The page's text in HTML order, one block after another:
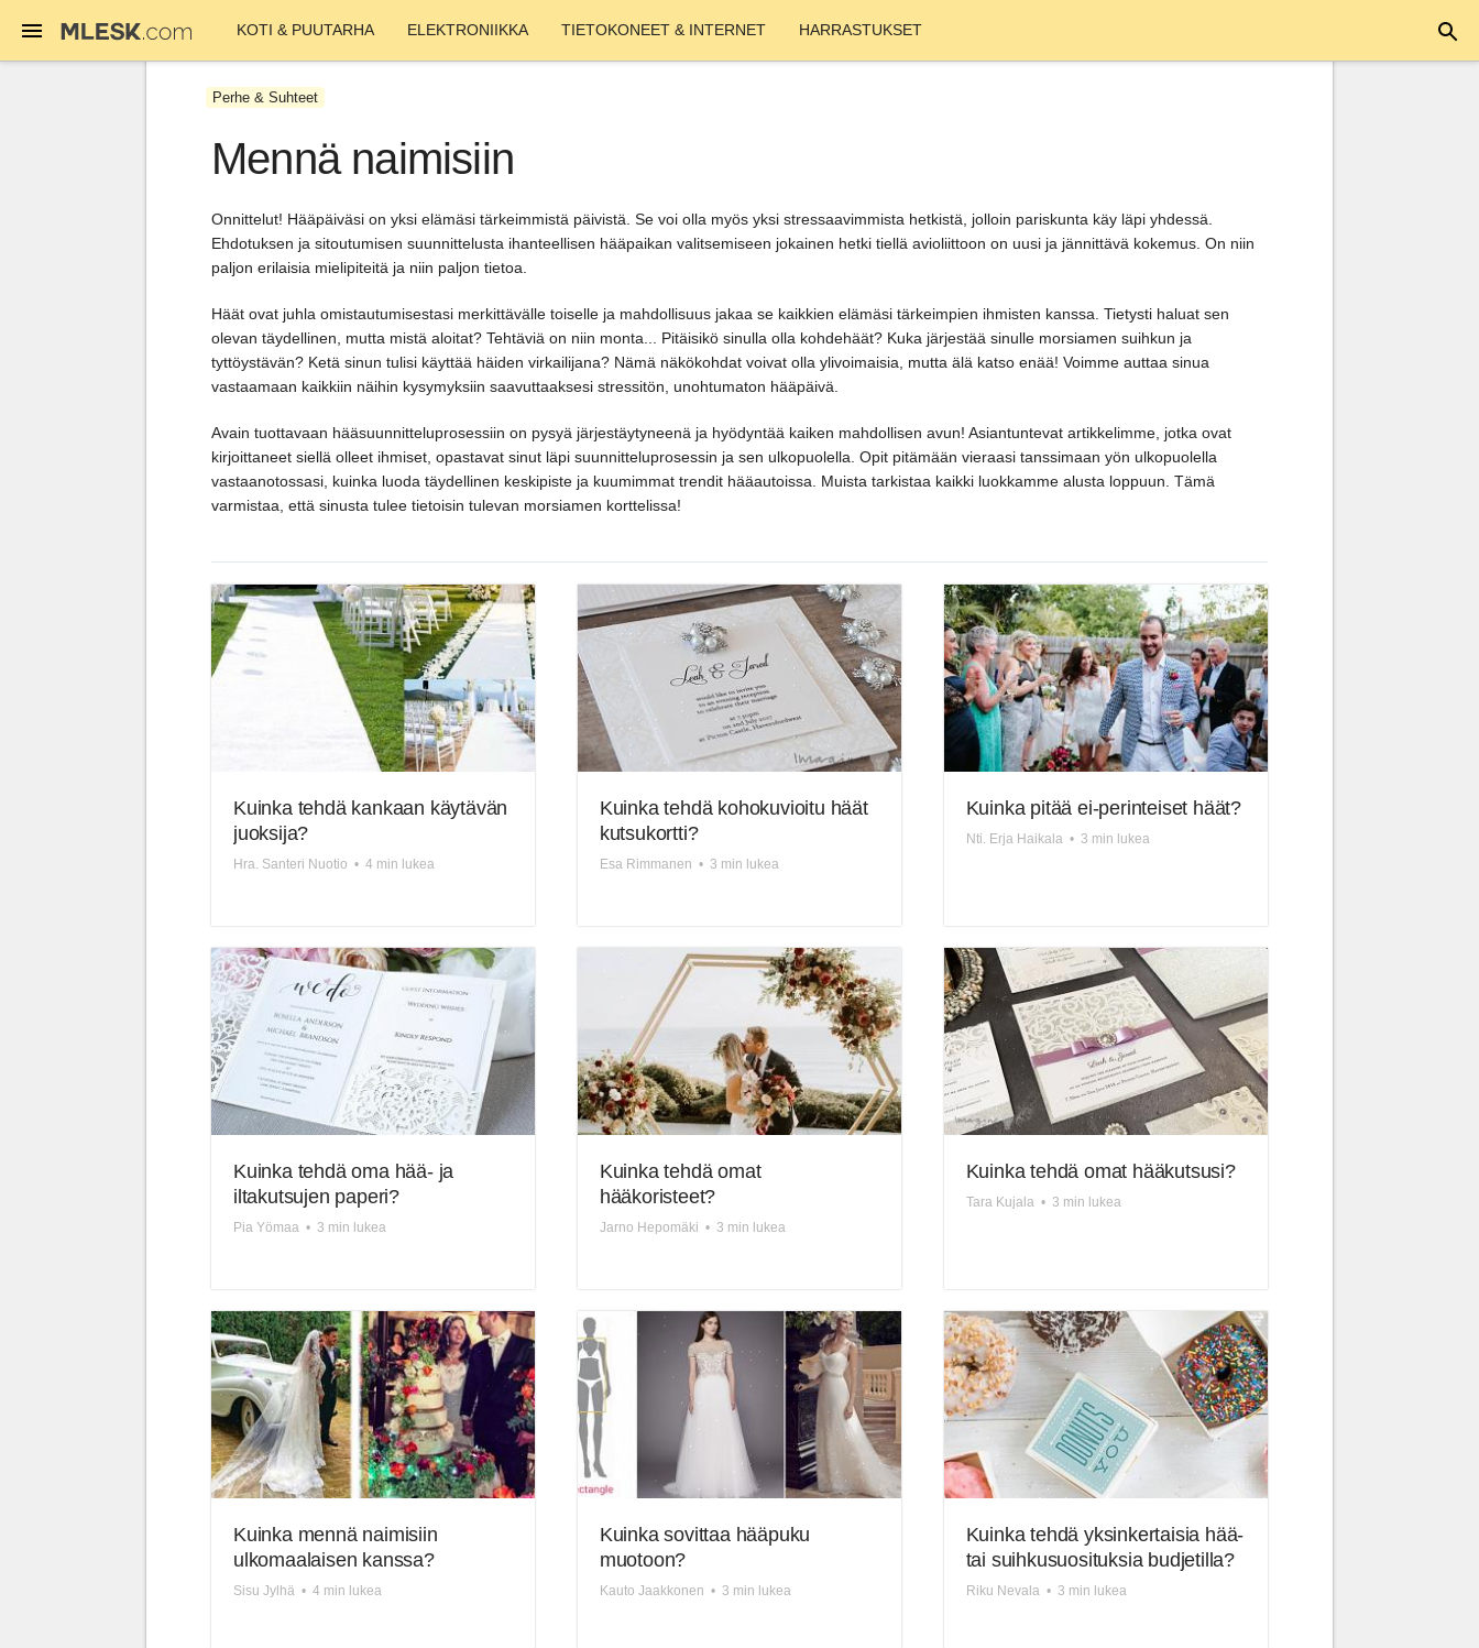
KOTI & PUUTARHA ELEKTRONIIKKA TIETOKONEET & INTERNET HARRASTUKSET
Perhe & Suhteet
Mennä naimisiin
Onnittelut! Hääpäiväsi on yksi elämäsi tärkeimmistä päivistä. Se voi olla myös yksi stressaavimmista hetkistä, jolloin pariskunta käy läpi yhdessä.
Ehdotuksen ja sitoutumisen suunnittelusta ihanteellisen hääpaikan valitsemiseen jokainen hetki tiellä avioliittoon on uusi ja jännittävä kokemus. On niin
paljon erilaisia mielipiteitä ja niin paljon tietoa.
Häät ovat juhla omistautumisestasi merkittävälle toiselle ja mahdollisuus jakaa se kaikkien elämäsi tärkeimpien ihmisten kanssa. Tietysti haluat sen
olevan täydellinen, mutta mistä aloitat? Tehtäviä on niin monta... Pitäisikö sinulla olla kohdehäät? Kuka järjestää sinulle morsiamen suihkun ja
tyttöystävän? Ketä sinun tulisi käyttää häiden virkailijana? Nämä näkökohdat voivat olla ylivoimaisia, mutta älä katso enää! Voimme auttaa sinua
vastaamaan kaikkiin näihin kysymyksiin saavuttaaksesi stressitön, unohtumaton hääpäivä.
Avain tuottavaan hääsuunnitteluprosessiin on pysyä järjestäytyneenä ja hyödyntää kaiken mahdollisen avun! Asiantuntevat artikkelimme, jotka ovat
kirjoittaneet siellä olleet ihmiset, opastavat sinut läpi suunnitteluprosessin ja sen ulkopuolella. Opit pitämään vieraasi tanssimaan yön ulkopuolella
vastaanotossasi, kuinka luoda täydellinen keskipiste ja kuumimmat trendit hääautoissa. Muista tarkistaa kaikki luokkamme alusta loppuun. Tämä
varmistaa, että sinusta tulee tietoisin tulevan morsiamen korttelissa!
Kuinka tehdä kankaan käytävän
juoksija?
Hra. Santeri Nuotio • 4 min lukea
Kuinka tehdä kohokuvioitu häät
kutsukortti?
Esa Rimmanen • 3 min lukea
Kuinka pitää ei-perinteiset häät?
Nti. Erja Haikala • 3 min lukea
Kuinka tehdä oma hää- ja
iltakutsujen paperi?
Pia Yömaa • 3 min lukea
Kuinka tehdä omat
hääkoristeet?
Jarno Hepomäki • 3 min lukea
Kuinka tehdä omat hääkutsusi?
Tara Kujala • 3 min lukea
Kuinka mennä naimisiin
ulkomaalaisen kanssa?
Sisu Jylhä • 4 min lukea
Kuinka sovittaa hääpuku
muotoon?
Kauto Jaakkonen • 3 min lukea
Kuinka tehdä yksinkertaisia hää-
tai suihkusuosituksia budjetilla?
Riku Nevala • 3 min lukea